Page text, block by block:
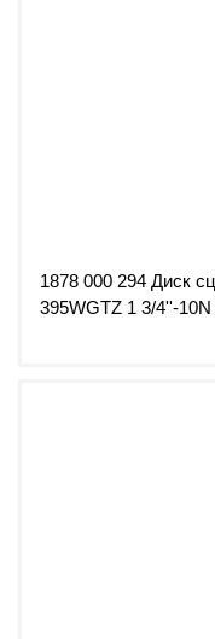
1878 000 294 Диск
395WGTZ 1 3/4''-